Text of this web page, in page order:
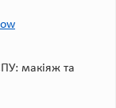
макіяж та